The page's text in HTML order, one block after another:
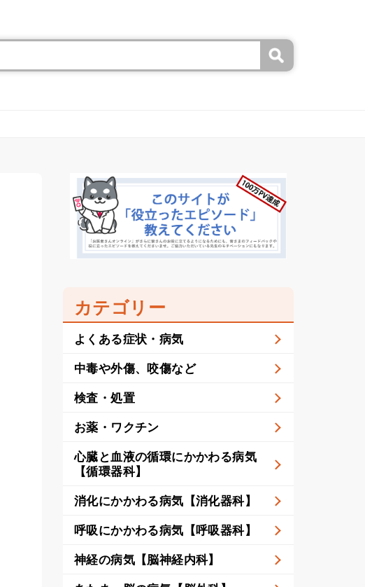
カテゴリー
よくある症状・病気
中毒や外傷、咬傷など
検査・処置
お薬・ワクチン
心臓と血液の循環にかかわる病気
【循環器科】
消化にかかわる病気【消化器科】
呼吸にかかわる病気【呼吸器科】
神経の病気【脳神経内科】